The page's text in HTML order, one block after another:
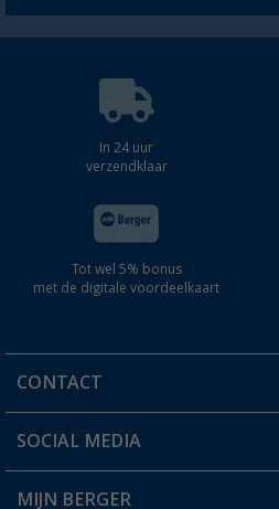
In 24 uur
verzendklaar
Tot wel 5% bonus
met de digitale voordeelkaart
CONTACT
Een vraag?
SOCIAL MEDIA
MIJN BERGER